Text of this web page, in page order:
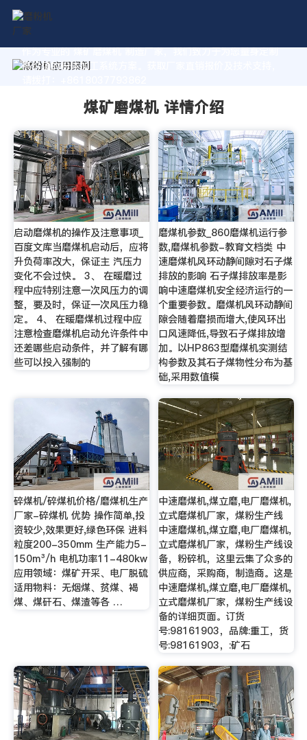
作为专业的 煤矿磨煤机 制造厂家，我们致力于为您量身定制
高价值的粉体加工系统方案。获取厂家直销报价及技术支持，
煤矿磨煤机 详情介绍
启动磨煤机的操作及注意事项_
百度文库当磨煤机启动后，应将
升负荷率改大，保证主 汽压力
变化不会过快。 3、 在暖磨过
程中应特别注意一次风压力的调
整，要及时，保证一次风压力稳
定。 4、 在暖磨煤机过程中应
注意检查磨煤机启动允许条件中
还差哪些启动条件，并了解有哪
些可以投入强制的
磨煤机参数_860磨煤机运行参
数,磨煤机参数-教育文档类 中
速磨煤机风环动静间隙对石子煤
排放的影响 石子煤排放率是影
响中速磨煤机安全经济运行的一
个重要参数。磨煤机风环动静间
隙会随着磨损而增大,使风环出
口风速降低,导致石子煤排放增
加。以HP863型磨煤机实测结
构参数及其石子煤物性分布为基
础,采用数值模
碎煤机/碎煤机价格/磨煤机生产
厂家-碎煤机 优势 操作简单,投
资较少,效果更好,绿色环保 进料
粒度200-350mm 生产能力5-
150m³/h 电机功率11-480kw
应用领域：煤矿开采、电厂脱硫
适用物料：无烟煤、贫煤、褐
煤、煤矸石、煤渣等各 …
中速磨煤机,煤立磨,电厂磨煤机,
立式磨煤机厂家，煤粉生产线
中速磨煤机,煤立磨,电厂磨煤机,
立式磨煤机厂家，煤粉生产线设
备，粉碎机，这里云集了众多的
供应商，采购商，制造商。这是
中速磨煤机,煤立磨,电厂磨煤机,
立式磨煤机厂家，煤粉生产线设
备的详细页面。订货
号:98161903，品牌:重工，货
号:98161903，:矿石